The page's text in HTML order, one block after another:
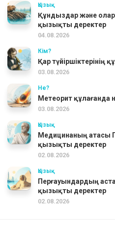
Қызық
Құндыздар және
қызықты деректер
04.08.2026
Кім?
Қар түйіршіктерінің
03.08.2026
Не?
Метеорит құлағанда
03.08.2026
Қызық
Медицинаның атасы
қызықты деректер
02.08.2026
Қызық
Перғауындардың
қызықты деректер
02.08.2026